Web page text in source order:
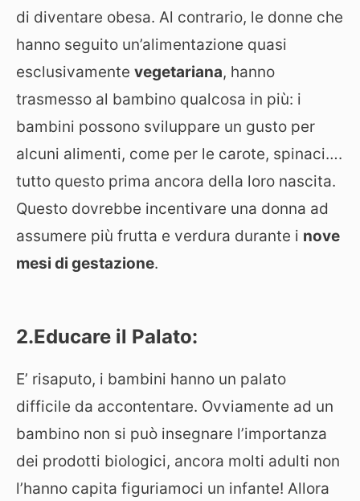
di diventare obesa. Al contrario, le donne che
hanno seguito un’alimentazione quasi
esclusivamente vegetariana, hanno
trasmesso al bambino qualcosa in più: i
bambini possono sviluppare un gusto per
alcuni alimenti, come per le carote, spinaci….
tutto questo prima ancora della loro nascita.
Questo dovrebbe incentivare una donna ad
assumere più frutta e verdura durante i nove
mesi di gestazione.
2.Educare il Palato:
E’ risaputo, i bambini hanno un palato
difficile da accontentare. Ovviamente ad un
bambino non si può insegnare l’importanza
dei prodotti biologici, ancora molti adulti non
l’hanno capita figuriamoci un infante! Allora